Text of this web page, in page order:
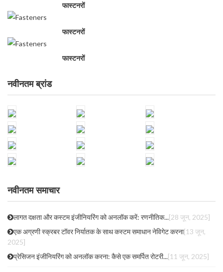
फास्टनरों
फास्टनरों
फास्टनरों
नवीनतम ब्रांड
नवीनतम समाचार
लागत दक्षता और कस्टम इंजीनियरिंग को अनलॉक करें: रणनीतिक...[28 जून, 2025]
एक अग्रणी स्क्रबर टॉवर निर्यातक के साथ कस्टम समाधान नेविगेट करना[13 जून,
2025]
प्रेसिजन इंजीनियरिंग को अनलॉक करना: कैसे एक समर्पित रोटरी...[11 जून, 2025]